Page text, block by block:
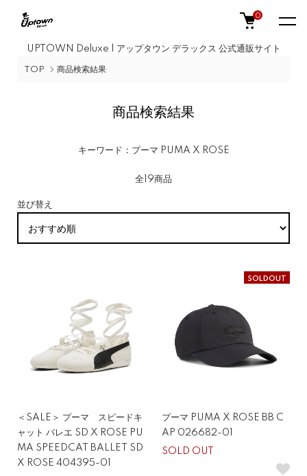
UPTOWN Deluxe | アップタウン デラックス 公式通販サイト
0
TOP 商品検索結果
商品検索結果
キーワード：プーマ PUMA X ROSE
全19商品
並び替え
＜SALE＞ プーマ スピードキ
ャット バレエ SD X ROSE PU
MA SPEEDCAT BALLET SD
X ROSE 404395-01
SOLDOUT
プーマ PUMA X ROSE BB C
AP 026682-01
SOLD OUT